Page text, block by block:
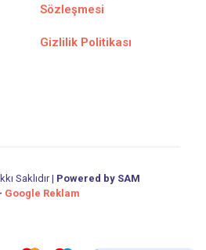
Sözleşmesi
Gizlilik Politikası
Saklıdır | Powered by SAM
Google Reklam